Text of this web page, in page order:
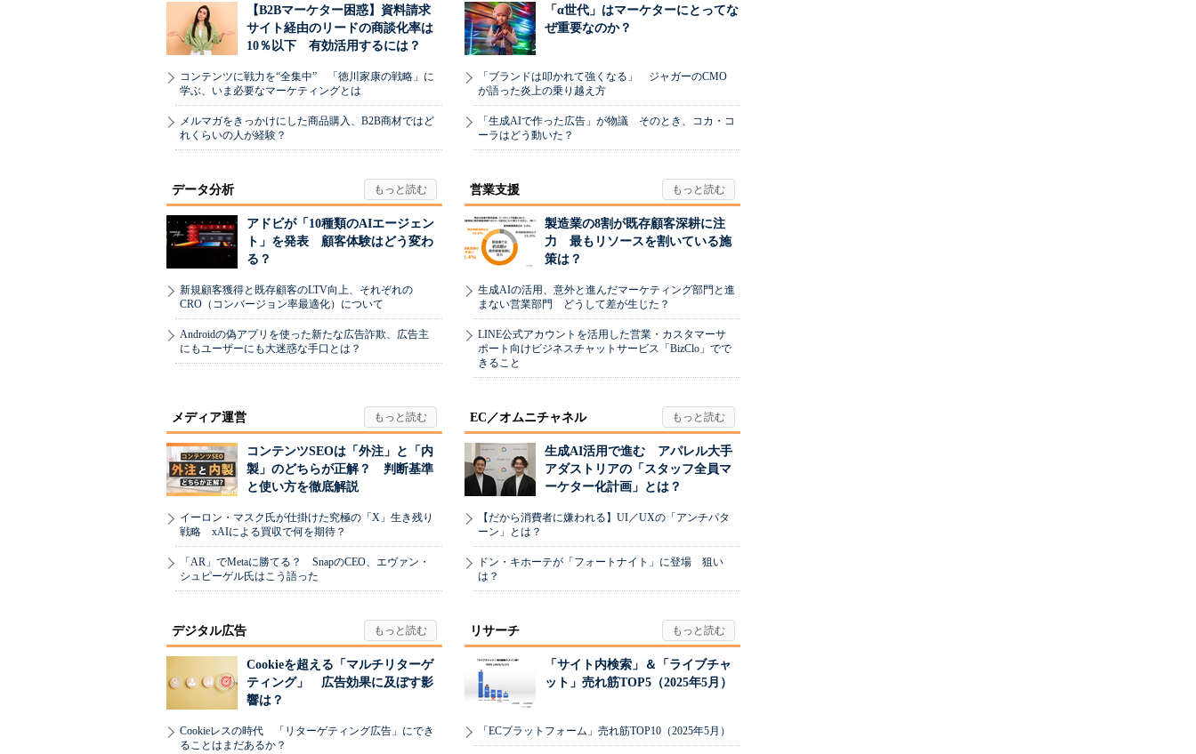
【B2Bマーケター困惑】資料請求
サイト経由のリードの商談化率は
10％以下 有効活用するには？
コンテンツに戦力を“全集中” 「徳川家康の戦略」に
学ぶ、いま必要なマーケティングとは
メルマガをきっかけにした商品購入、B2B商材ではど
れくらいの人が経験？
「α世代」はマーケターにとってな
ぜ重要なのか？
「ブランドは叩かれて強くなる」 ジャガーのCMO
が語った炎上の乗り越え方
「生成AIで作った広告」が物議 そのとき、コカ・コ
ーラはどう動いた？
データ分析
アドビが「10種類のAIエージェン
ト」を発表 顧客体験はどう変わ
る？
新規顧客獲得と既存顧客のLTV向上、それぞれの
CRO（コンバージョン率最適化）について
Androidの偽アプリを使った新たな広告詐欺、広告主
にもユーザーにも大迷惑な手口とは？
営業支援
製造業の8割が既存顧客深耕に注
力 最もリソースを割いている施
策は？
生成AIの活用、意外と進んだマーケティング部門と進
まない営業部門 どうして差が生じた？
LINE公式アカウントを活用した営業・カスタマーサ
ポート向けビジネスチャットサービス「BizClo」でで
きること
メディア運営
コンテンツSEOは「外注」と「内
製」のどちらが正解？ 判断基準
と使い方を徹底解説
イーロン・マスク氏が仕掛けた究極の「X」生き残り
戦略 xAIによる買収で何を期待？
「AR」でMetaに勝てる？ SnapのCEO、エヴァン・
シュピーゲル氏はこう語った
EC／オムニチャネル
生成AI活用で進む アパレル大手
アダストリアの「スタッフ全員マ
ーケター化計画」とは？
【だから消費者に嫌われる】UI／UXの「アンチパタ
ーン」とは？
ドン・キホーテが「フォートナイト」に登場 狙い
は？
デジタル広告
Cookieを超える「マルチリターゲ
ティング」 広告効果に及ぼす影
響は？
Cookieレスの時代 「リターゲティング広告」にでき
ることはまだあるか？
リサーチ
「サイト内検索」＆「ライブチャ
ット」売れ筋TOP5（2025年5月）
「ECプラットフォーム」売れ筋TOP10（2025年5月）